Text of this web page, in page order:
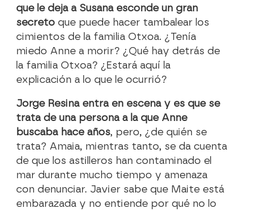
que le deja a Susana esconde un gran
secretoque puede hacer tambalear los
cimientos de la familia Otxoa. ¿Tenía
miedo Anne a morir? ¿Qué hay detrás de
la familia Otxoa? ¿Estará aquí la
explicación a lo que le ocurrió?
Jorge Resina entra en escena y es que se
trata de una persona a la que Anne
buscaba hace años, pero, ¿de quién se
trata? Amaia, mientras tanto, se da cuenta
de que los astilleros han contaminado el
mar durante mucho tiempo y amenaza
con denunciar. Javier sabe que Maite está
embarazada y no entiende por qué no lo